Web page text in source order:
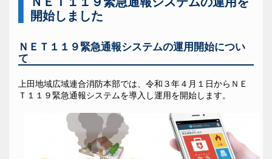
開始しました
ＮＥＴ１１９緊急通報システムの運用開始につい
て
上田地域広域連合消防本部では、令和３年４月１日からＮＥ
Ｔ１１９緊急通報システムを導入し運用を開始します。